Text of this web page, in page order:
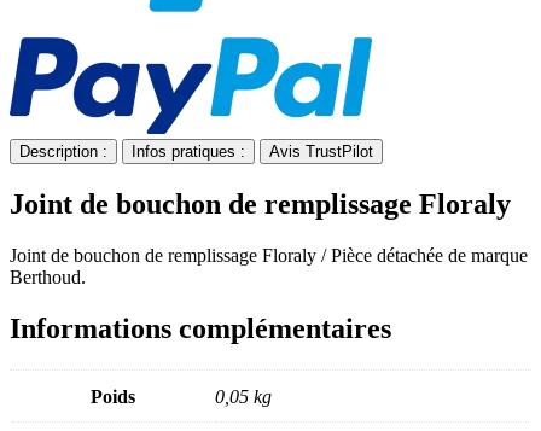
Description : Infos pratiques : Avis TrustPilot
Joint de bouchon de remplissage Floraly
Joint de bouchon de remplissage Floraly / Pièce détachée de marque
Berthoud.
Informations complémentaires
Poids 0,05 kg